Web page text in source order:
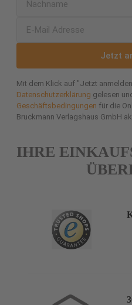
Jetzt
Mit dem Klick auf "Jetzt
Datenschutzerklärung gelesen
Geschäftsbedingungen für die
Bruckmann Verlagshaus GmbH
IHRE